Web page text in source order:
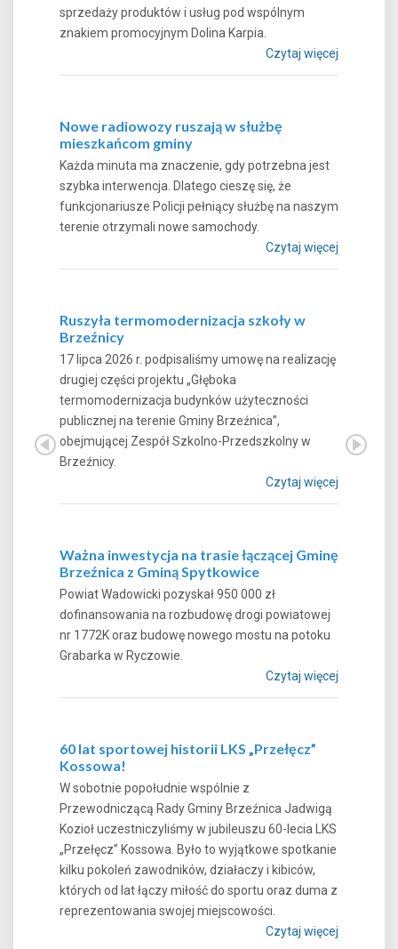
sprzedaży produktów i usług pod wspólnym
znakiem promocyjnym Dolina Karpia.
Czytaj więcej
Nowe radiowozy ruszają w służbę
mieszkańcom gminy
Każda minuta ma znaczenie, gdy potrzebna jest
szybka interwencja. Dlatego cieszę się, że
funkcjonariusze Policji pełniący służbę na naszym
terenie otrzymali nowe samochody.
Czytaj więcej
Ruszyła termomodernizacja szkoły w
Brzeźnicy
17 lipca 2026 r. podpisaliśmy umowę na realizację
drugiej części projektu „Głęboka
termomodernizacja budynków użyteczności
publicznej na terenie Gminy Brzeźnica”,
obejmującej Zespół Szkolno-Przedszkolny w
Brzeźnicy.
Czytaj więcej
Ważna inwestycja na trasie łączącej Gminę
Brzeźnica z Gminą Spytkowice
Powiat Wadowicki pozyskał 950 000 zł
dofinansowania na rozbudowę drogi powiatowej
nr 1772K oraz budowę nowego mostu na potoku
Grabarka w Ryczowie.
Czytaj więcej
60 lat sportowej historii LKS „Przełęcz”
Kossowa!
W sobotnie popołudnie wspólnie z
Przewodniczącą Rady Gminy Brzeźnica Jadwigą
Kozioł uczestniczyliśmy w jubileuszu 60-lecia LKS
„Przełęcz” Kossowa. Było to wyjątkowe spotkanie
kilku pokoleń zawodników, działaczy i kibiców,
których od lat łączy miłość do sportu oraz duma z
reprezentowania swojej miejscowości.
Czytaj więcej